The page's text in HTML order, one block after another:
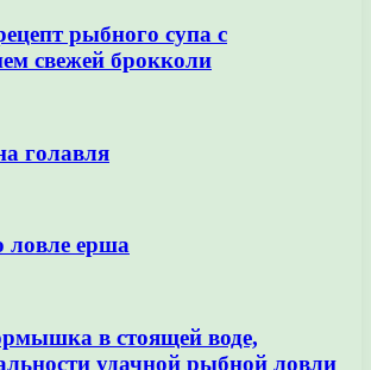
рыбного супа с
свежей брокколи
голавля
ловле ерша
в стоящей воде,
удачной рыбной ловли